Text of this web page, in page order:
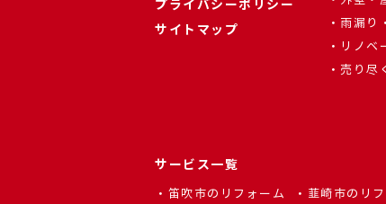
プライバシーポリシー
サイトマップ
雨漏り
リノベ
売り尽
サービス一覧
笛吹市のリフォーム 韮崎市のリ